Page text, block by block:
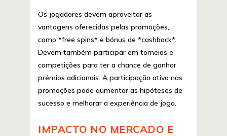
Os jogadores devem aproveitar as
vantagens oferecidas pelas promoções,
como *free spins* e bónus de *cashback*.
Devem também participar em torneios e
competições para ter a chance de ganhar
prémios adicionais. A participação ativa nas
promoções pode aumentar as hipóteses de
sucesso e melhorar a experiência de jogo.
IMPACTO NO MERCADO E